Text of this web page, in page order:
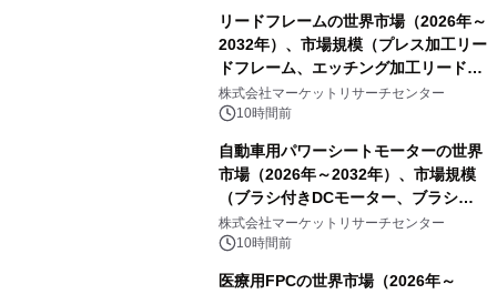
リードフレームの世界市場（2026年～
2032年）、市場規模（プレス加工リー
ドフレーム、エッチング加工リードフ
レーム）・分析レポートを発表
株式会社マーケットリサーチセンター
10時間前
自動車用パワーシートモーターの世界
市場（2026年～2032年）、市場規模
（ブラシ付きDCモーター、ブラシレ
スDCモーター）・分析レポートを発
表
株式会社マーケットリサーチセンター
10時間前
医療用FPCの世界市場（2026年～